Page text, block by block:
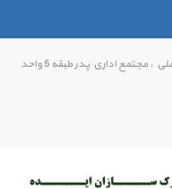
انديشه ، فاز يك ، ابتداي فاز ، بالاتر از بانك ملي ، مجتمع اداري پدر طبقه 5 واحد